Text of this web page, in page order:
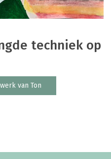
techniek op
van Ton